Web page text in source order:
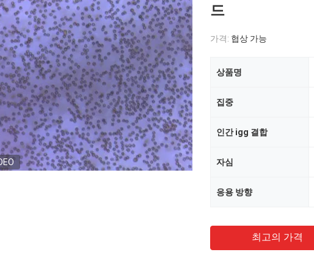
드
가격: 협상 가능
상품명
집중
인간 igg 결합
자심
응용 방향
최고의 가격